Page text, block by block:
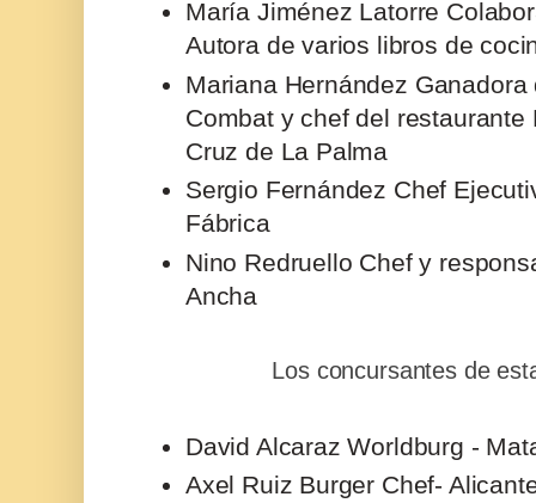
María Jiménez Latorre
Autora de varios libros de
Mariana Hernández
Combat y chef del restaurante
Cruz de La Palma
Sergio Fernández Chef
Fábrica
Nino Redruello Chef y
Ancha
Los concursantes de
David Alcaraz Worldburg -
Axel Ruiz Burger Chef-